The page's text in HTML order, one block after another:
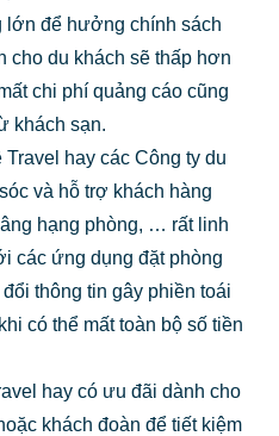
lớn để hưởng chính sách
cho du khách sẽ thấp hơn
chi phí quảng cáo cũng
khách sạn.
Travel hay các Công ty du
và hỗ trợ khách hàng
hạng phòng, … rất linh
các ứng dụng đặt phòng
thông tin gây phiền toái
có thể mất toàn bộ số tiền
hay có ưu đãi dành cho
khách đoàn để tiết kiệm